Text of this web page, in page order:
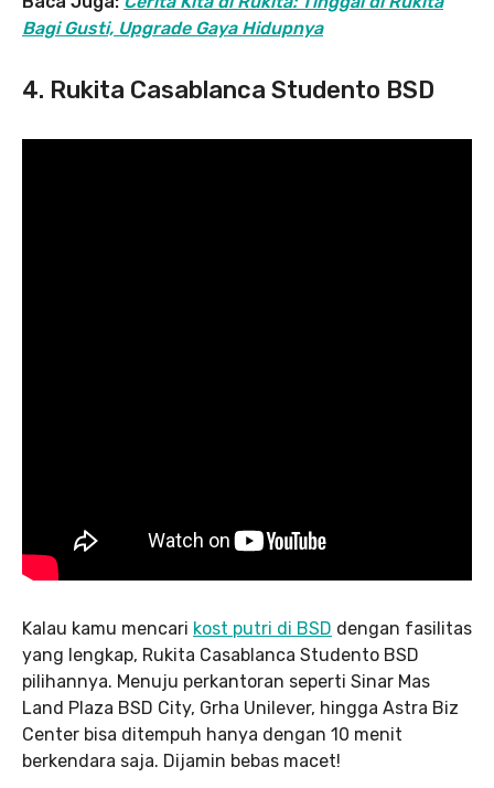
Bagi Gusti, Upgrade Gaya Hidupnya
4. Rukita Casablanca Studento BSD
Kalau kamu mencari kost putri di BSD dengan fasilitas
yang lengkap, Rukita Casablanca Studento BSD
pilihannya. Menuju perkantoran seperti Sinar Mas
Land Plaza BSD City, Grha Unilever, hingga Astra Biz
Center bisa ditempuh hanya dengan 10 menit
berkendara saja. Dijamin bebas macet!